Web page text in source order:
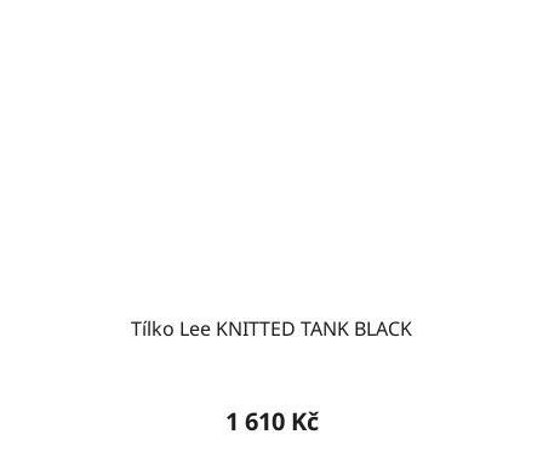
Tílko Lee KNITTED TANK BLACK
1 610 Kč